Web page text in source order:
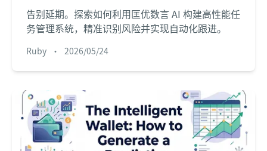
告别延期。探索如何利用匡优数言 AI 构建高性能任
务管理系统，精准识别风险并实现自动化跟进。
Ruby • 2026/05/24